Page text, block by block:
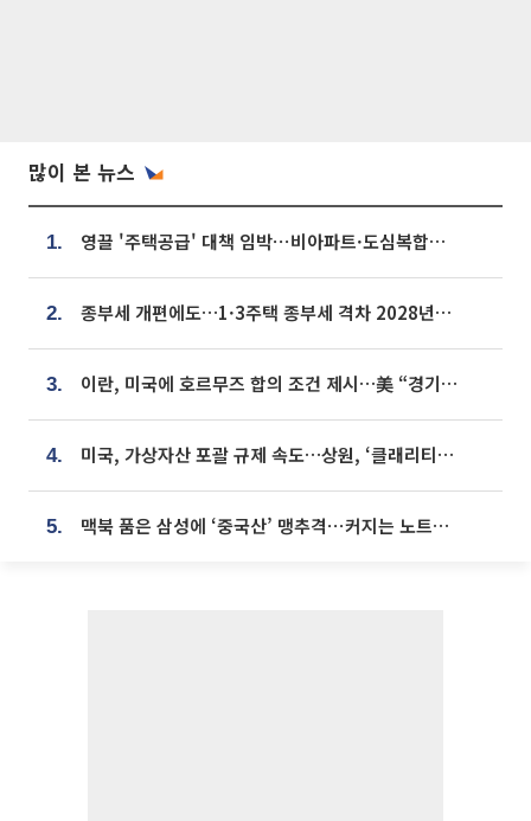
많이 본 뉴스
1. 영끌 '주택공급' 대책 임박⋯비아파트·도심복합까지 총동원
2. 종부세 개편에도…1·3주택 종부세 격차 2028년부터 확대
3. 이란, 미국에 호르무즈 합의 조건 제시…美 “경기 아직 안 끝나” [종합]
4. 미국, 가상자산 포괄 규제 속도…상원, ‘클래리티법’ 9월 절차투표 추진
5. 맥북 품은 삼성에 ‘중국산’ 맹추격⋯커지는 노트북 OLED 시장